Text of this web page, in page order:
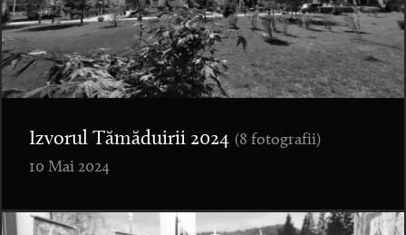
Izvorul Tămăduirii 2024 (8 fotografii)
10 Mai 2024